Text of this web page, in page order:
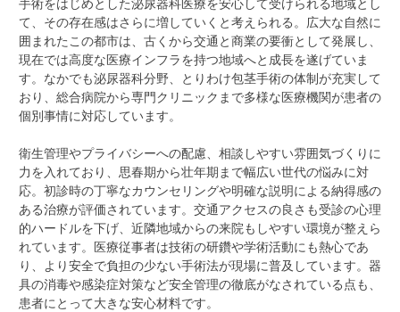
て、その存在感はさらに増していくと考えられる。広大な自然に
囲まれたこの都市は、古くから交通と商業の要衝として発展し、
現在では高度な医療インフラを持つ地域へと成長を遂げていま
す。なかでも泌尿器科分野、とりわけ包茎手術の体制が充実して
おり、総合病院から専門クリニックまで多様な医療機関が患者の
個別事情に対応しています。
衛生管理やプライバシーへの配慮、相談しやすい雰囲気づくりに
力を入れており、思春期から壮年期まで幅広い世代の悩みに対
応。初診時の丁寧なカウンセリングや明確な説明による納得感の
ある治療が評価されています。交通アクセスの良さも受診の心理
的ハードルを下げ、近隣地域からの来院もしやすい環境が整えら
れています。医療従事者は技術の研鑽や学術活動にも熱心であ
り、より安全で負担の少ない手術法が現場に普及しています。器
具の消毒や感染症対策など安全管理の徹底がなされている点も、
患者にとって大きな安心材料です。